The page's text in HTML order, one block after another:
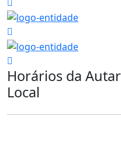
Horários da
Local